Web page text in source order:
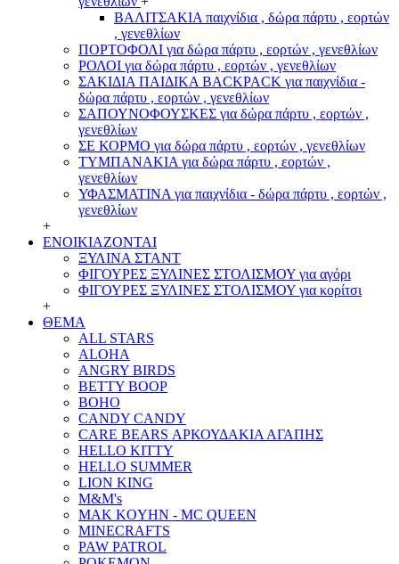
ΒΑΛΙΤΣΑΚΙΑ παιχνίδια , δώρα πάρτυ , εορτών
, γενεθλίων
ΠΟΡΤΟΦΟΛΙ για δώρα πάρτυ , εορτών , γενεθλίων
ΡΟΛΟΙ για δώρα πάρτυ , εορτών , γενεθλίων
ΣΑΚΙΔΙΑ ΠΑΙΔΙΚΑ BACKPACK για παιχνίδια -
δώρα πάρτυ , εορτών , γενεθλίων
ΣΑΠΟΥΝΟΦΟΥΣΚΕΣ για δώρα πάρτυ , εορτών ,
γενεθλίων
ΣΕ ΚΟΡΜΟ για δώρα πάρτυ , εορτών , γενεθλίων
ΤΥΜΠΑΝΑΚΙΑ για δώρα πάρτυ , εορτών ,
γενεθλίων
ΥΦΑΣΜΑΤΙΝΑ για παιχνίδια - δώρα πάρτυ , εορτών ,
γενεθλίων
+
ΕΝΟΙΚΙΑΖΟΝΤΑΙ
ΞΥΛΙΝΑ ΣΤΑΝΤ
ΦΙΓΟΥΡΕΣ ΞΥΛΙΝΕΣ ΣΤΟΛΙΣΜΟΥ για αγόρι
ΦΙΓΟΥΡΕΣ ΞΥΛΙΝΕΣ ΣΤΟΛΙΣΜΟΥ για κορίτσι
+
ΘΕΜΑ
ALL STARS
ALOHA
ANGRY BIRDS
BETTY BOOP
BOHO
CANDY CANDY
CARE BEARS ΑΡΚΟΥΔΑΚΙΑ ΑΓΑΠΗΣ
HELLO KITTY
HELLO SUMMER
LION KING
M&M's
MAK KOYHN - MC QUEEN
MINECRAFTS
PAW PATROL